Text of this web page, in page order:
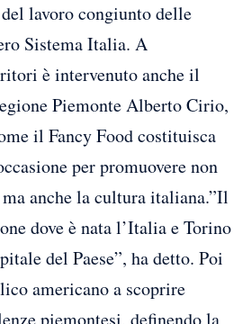
lavoro congiunto delle
Sistema Italia. A
è intervenuto anche il
Piemonte Alberto Cirio,
il Fancy Food costituisca
per promuovere non
anche la cultura italiana.”Il
dove è nata l’Italia e Torino
del Paese”, ha detto. Poi
americano a scoprire